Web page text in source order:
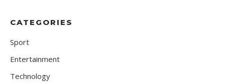
CATEGORIES
Sport
Entertainment
Technology